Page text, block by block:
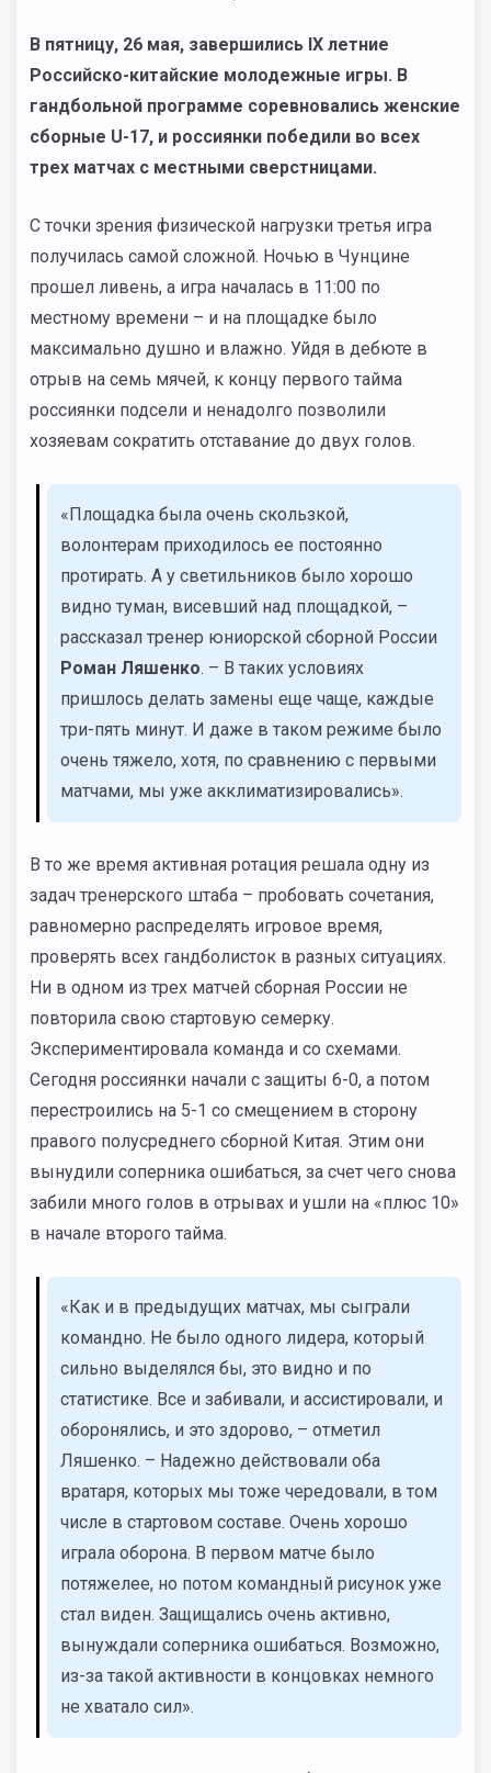
В пятницу, 26 мая, завершились IX летние
Российско-китайские молодежные игры. В
гандбольной программе соревновались женские
сборные U-17, и россиянки победили во всех
трех матчах с местными сверстницами.
С точки зрения физической нагрузки третья игра
получилась самой сложной. Ночью в Чунцине
прошел ливень, а игра началась в 11:00 по
местному времени – и на площадке было
максимально душно и влажно. Уйдя в дебюте в
отрыв на семь мячей, к концу первого тайма
россиянки подсели и ненадолго позволили
хозяевам сократить отставание до двух голов.
«Площадка была очень скользкой,
волонтерам приходилось ее постоянно
протирать. А у светильников было хорошо
видно туман, висевший над площадкой, –
рассказал тренер юниорской сборной России
Роман Ляшенко. – В таких условиях
пришлось делать замены еще чаще, каждые
три-пять минут. И даже в таком режиме было
очень тяжело, хотя, по сравнению с первыми
матчами, мы уже акклиматизировались».
В то же время активная ротация решала одну из
задач тренерского штаба – пробовать сочетания,
равномерно распределять игровое время,
проверять всех гандболисток в разных ситуациях.
Ни в одном из трех матчей сборная России не
повторила свою стартовую семерку.
Экспериментировала команда и со схемами.
Сегодня россиянки начали с защиты 6-0, а потом
перестроились на 5-1 со смещением в сторону
правого полусреднего сборной Китая. Этим они
вынудили соперника ошибаться, за счет чего снова
забили много голов в отрывах и ушли на «плюс 10»
в начале второго тайма.
«Как и в предыдущих матчах, мы сыграли
командно. Не было одного лидера, который
сильно выделялся бы, это видно и по
статистике. Все и забивали, и ассистировали, и
оборонялись, и это здорово, – отметил
Ляшенко. – Надежно действовали оба
вратаря, которых мы тоже чередовали, в том
числе в стартовом составе. Очень хорошо
играла оборона. В первом матче было
потяжелее, но потом командный рисунок уже
стал виден. Защищались очень активно,
вынуждали соперника ошибаться. Возможно,
из-за такой активности в концовках немного
не хватало сил».